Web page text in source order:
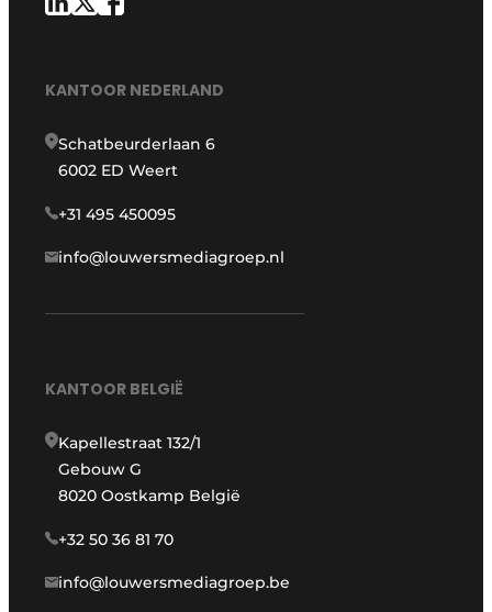
KANTOOR NEDERLAND
Schatbeurderlaan 6
6002 ED Weert
+31 495 450095
info@louwersmediagroep.nl
KANTOOR BELGIË
Kapellestraat 132/1
Gebouw G
8020 Oostkamp België
+32 50 36 81 70
info@louwersmediagroep.be